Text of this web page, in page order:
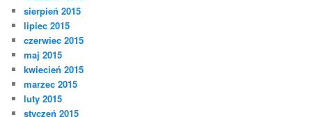
sierpień 2015
lipiec 2015
czerwiec 2015
maj 2015
kwiecień 2015
marzec 2015
luty 2015
styczeń 2015